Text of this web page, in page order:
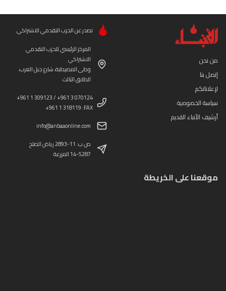
من نحن
إتصل بنا
لإعلاناتكم
سياسة الخصوصية
أرشيف الأنباء القديم
تصدر عن الحزب التقدمي الاشتراكي
المركز الرئيسي للحزب التقدمي
الاشتراكي
وطى المصيطبة، شارع جبل العرب،
الطابق الثالث
+961 1 309123 / +961 3 070124
+961 1 318119 :FAX
info@anbaaonline.com
ص.ب: 11-2893 رياض الصلح
14-5287 المزرعة
موقعنا على الخريطة